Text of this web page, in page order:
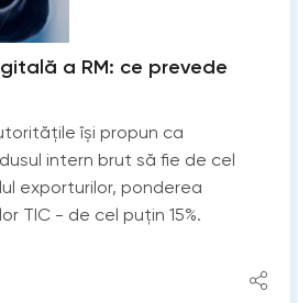
a RM: ce prevede
își propun ca
intern brut să fie de cel
exporturilor, ponderea
TIC - de cel puțin 15%.